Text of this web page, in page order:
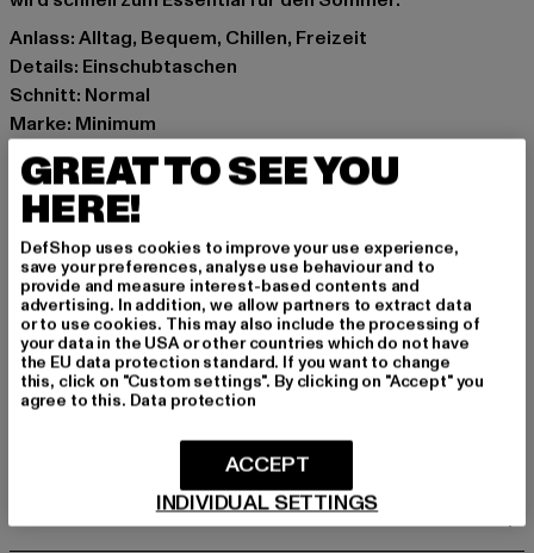
Anlass: Alltag, Bequem, Chillen, Freizeit
Details: Einschubtaschen
Schnitt: Normal
Marke: Minimum
Kat.: Smart & Tailored Shorts
Farbe: grün
Hersteller Farbe: chinois green
Materialzusammensetzung: 50% Baumwolle, 50%
Lyocell
Art.Nr: MM2362545-10530
Hersteller: Mininum AC |customerservice@minimum.dk
Balticagade 15e | 8000 Aarhus C | DK
GRÖSSE & PASSFORM
PFLEGEHINWEISE
GREAT TO SEE YOU
HERE!
DefShop uses cookies to improve your use experience,
save your preferences, analyse use behaviour and to
provide and measure interest-based contents and
advertising. In addition, we allow partners to extract data
or to use cookies. This may also include the processing of
your data in the USA or other countries which do not have
the EU data protection standard. If you want to change
this, click on "Custom settings". By clicking on "Accept" you
agree to this. Data protection
INDIVIDUAL SETTINGS
ACCEPT